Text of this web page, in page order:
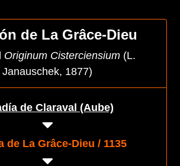
de La Grâce-Dieu
Originum Cisterciensium (L.
Janauschek, 1877)
de Claraval (Aube)
de La Grâce-Dieu / 1135